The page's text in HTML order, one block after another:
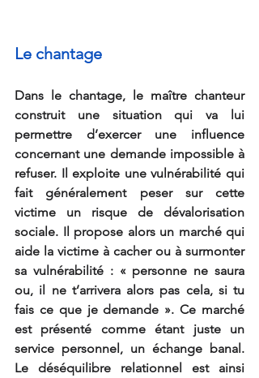
Le chantage
Dans le chantage, le maître chanteur
construit une situation qui va lui
permettre d’exercer une influence
concernant une demande impossible à
refuser. Il exploite une vulnérabilité qui
fait généralement peser sur cette
victime un risque de dévalorisation
sociale. Il propose alors un marché qui
aide la victime à cacher ou à surmonter
sa vulnérabilité : « personne ne saura
ou, il ne t’arrivera alors pas cela, si tu
fais ce que je demande ». Ce marché
est présenté comme étant juste un
service personnel, un échange banal.
Le déséquilibre relationnel est ainsi